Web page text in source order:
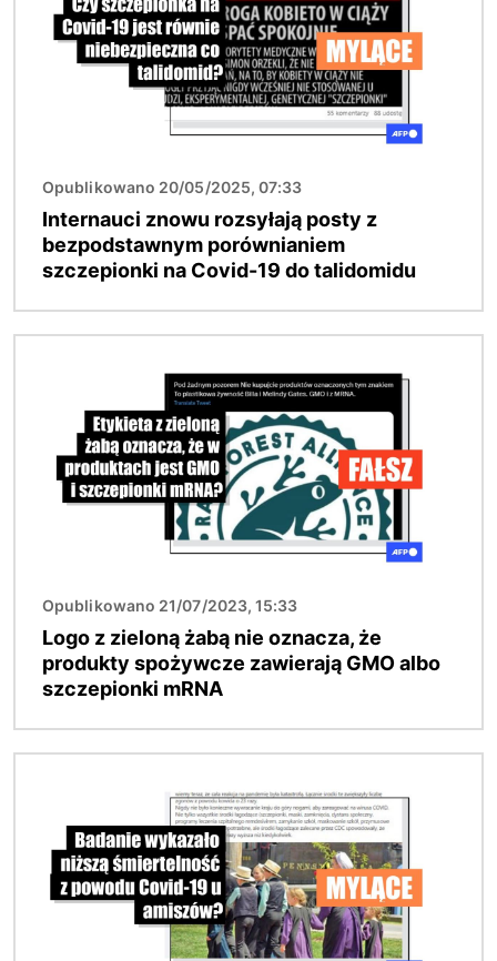
Opublikowano 20/05/2025, 07:33
Internauci znowu rozsyłają posty z
bezpodstawnym porównianiem
szczepionki na Covid-19 do talidomidu
Opublikowano 21/07/2023, 15:33
Logo z zieloną żabą nie oznacza, że
produkty spożywcze zawierają GMO albo
szczepionki mRNA